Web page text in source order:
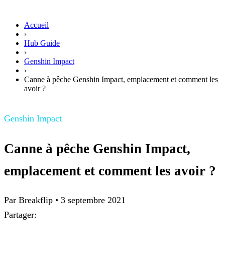
Accueil
›
Hub Guide
›
Genshin Impact
›
Canne à pêche Genshin Impact, emplacement et comment les
avoir ?
Genshin Impact
Canne à pêche Genshin Impact,
emplacement et comment les avoir ?
Par Breakflip • 3 septembre 2021
Partager: